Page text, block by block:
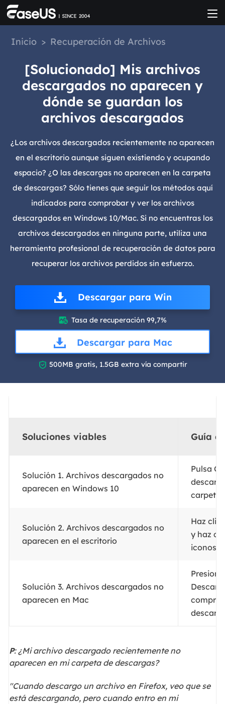
Inicio > Recuperación de Archivos
[Solucionado] Mis archivos
descargados no aparecen y
dónde se guardan los
archivos descargados
¿Los archivos descargados recientemente no aparecen
en el escritorio aunque siguen existiendo y ocupando
espacio? ¿O las descargas no aparecen en la carpeta
de descargas? Sólo tienes que seguir los métodos aquí
indicados para comprobar y ver los archivos
descargados en Windows 10/Mac. Si no encuentras los
archivos descargados en ninguna parte, utiliza una
herramienta profesional de recuperación de datos para
recuperar los archivos perdidos sin esfuerzo.
Descargar para Win
 Tasa de recuperación 99,7%
Descargar para Mac
 500MB gratis, 1.5GB extra vía compartir
Soluciones viables Guía
Solución 1. Archivos descargados no
aparecen en Windows 10
Pulsa
Solución 2. Archivos descargados no
aparecen en el escritorio
Haz clic
y haz
iconos
Solución 3. Archivos descargados no
aparecen en Mac
P: ¿Mi archivo descargado recientemente no
aparecen en mi carpeta de descargas?
"Cuando descargo un archivo en Firefox, veo que se
está descargando, pero cuando entro en mi